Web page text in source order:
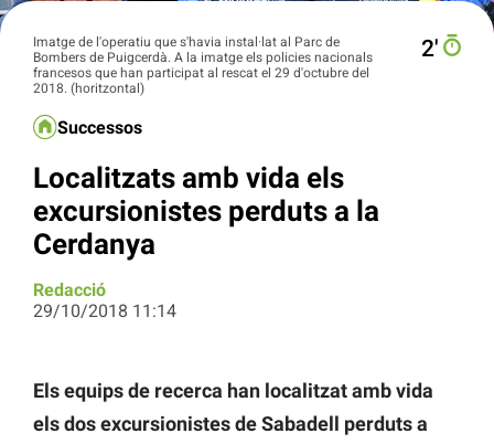
Imatge de l'operatiu que s'havia instal·lat al Parc de
Bombers de Puigcerdà. A la imatge els policies nacionals
francesos que han participat al rescat el 29 d'octubre del
2018. (horitzontal)
2′
Successos
Localitzats amb vida els
excursionistes perduts a la
Cerdanya
Redacció
29/10/2018 11:14
Els equips de recerca han localitzat amb vida
els dos excursionistes de Sabadell perduts a